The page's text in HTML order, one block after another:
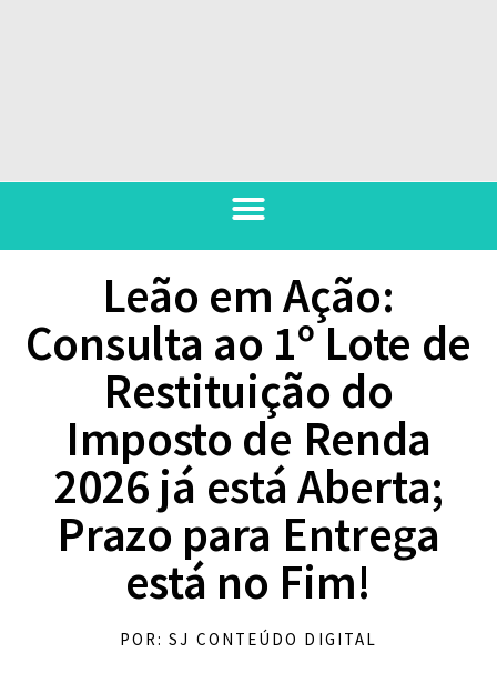
Leão em Ação:
Consulta ao 1º Lote de
Restituição do
Imposto de Renda
2026 já está Aberta;
Prazo para Entrega
está no Fim!
POR: SJ CONTEÚDO DIGITAL